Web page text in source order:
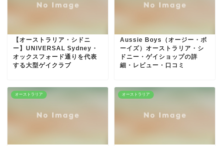
【オーストラリア・シドニ
ー】UNIVERSAL Sydney・
オックスフォード通りを代表
する大型ゲイクラブ
Aussie Boys（オージー・ボ
ーイズ）オーストラリア・シ
ドニー・ゲイショップの詳
細・レビュー・口コミ
オーストラリア オーストラリア